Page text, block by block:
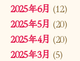
2025年6月 (12)
2025年5月 (20)
2025年4月 (20)
2025年3月 (5)